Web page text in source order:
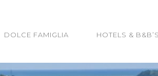
DOLCE FAMIGLIA HOTELS & B&B’S